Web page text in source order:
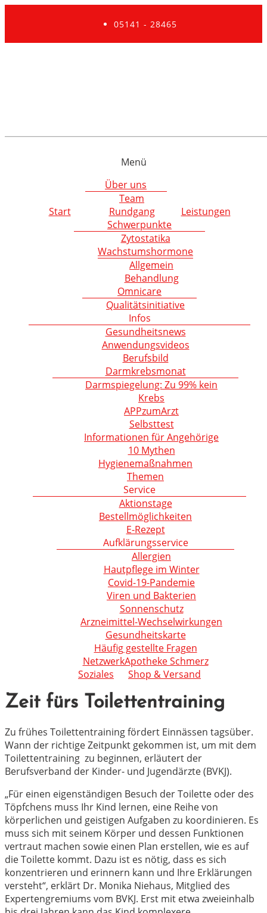
05141 - 28465
Menü
Start
Über uns
Team
Rundgang
Leistungen
Schwerpunkte
Zytostatika
Wachstumshormone
Allgemein
Behandlung
Omnicare
Qualitätsinitiative
Infos
Gesundheitsnews
Anwendungsvideos
Berufsbild
Darmkrebsmonat
Darmspiegelung: Zu 99% kein
Krebs
APPzumArzt
Selbsttest
Informationen für Angehörige
10 Mythen
Hygienemaßnahmen
Themen
Service
Aktionstage
Bestellmöglichkeiten
E-Rezept
Aufklärungsservice
Allergien
Hautpflege im Winter
Covid-19-Pandemie
Viren und Bakterien
Sonnenschutz
Arzneimittel-Wechselwirkungen
Gesundheitskarte
Häufig gestellte Fragen
NetzwerkApotheke Schmerz
Soziales
Shop & Versand
Zeit fürs Toilettentraining
Zu frühes Toilettentraining fördert Einnässen tagsüber.
Wann der richtige Zeitpunkt gekommen ist, um mit dem
Toilettentraining zu beginnen, erläutert der
Berufsverband der Kinder- und Jugendärzte (BVKJ).
„Für einen eigenständigen Besuch der Toilette oder des
Töpfchens muss Ihr Kind lernen, eine Reihe von
körperlichen und geistigen Aufgaben zu koordinieren. Es
muss sich mit seinem Körper und dessen Funktionen
vertraut machen sowie einen Plan erstellen, wie es auf
die Toilette kommt. Dazu ist es nötig, dass es sich
konzentrieren und erinnern kann und Ihre Erklärungen
versteht“, erklärt Dr. Monika Niehaus, Mitglied des
Expertengremiums vom BVKJ. Erst mit etwa zweieinhalb